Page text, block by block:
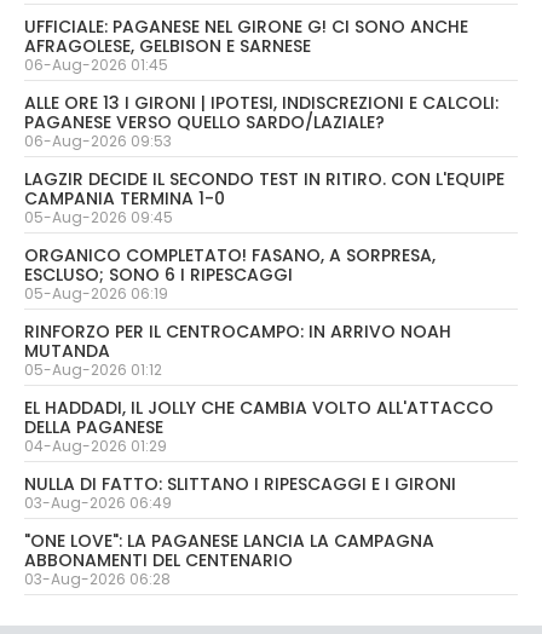
UFFICIALE: PAGANESE NEL GIRONE G! CI SONO ANCHE
AFRAGOLESE, GELBISON E SARNESE
06-Aug-2026 01:45
ALLE ORE 13 I GIRONI | IPOTESI, INDISCREZIONI E CALCOLI:
PAGANESE VERSO QUELLO SARDO/LAZIALE?
06-Aug-2026 09:53
LAGZIR DECIDE IL SECONDO TEST IN RITIRO. CON L'EQUIPE
CAMPANIA TERMINA 1-0
05-Aug-2026 09:45
ORGANICO COMPLETATO! FASANO, A SORPRESA,
ESCLUSO; SONO 6 I RIPESCAGGI
05-Aug-2026 06:19
RINFORZO PER IL CENTROCAMPO: IN ARRIVO NOAH
MUTANDA
05-Aug-2026 01:12
EL HADDADI, IL JOLLY CHE CAMBIA VOLTO ALL'ATTACCO
DELLA PAGANESE
04-Aug-2026 01:29
NULLA DI FATTO: SLITTANO I RIPESCAGGI E I GIRONI
03-Aug-2026 06:49
"ONE LOVE": LA PAGANESE LANCIA LA CAMPAGNA
ABBONAMENTI DEL CENTENARIO
03-Aug-2026 06:28